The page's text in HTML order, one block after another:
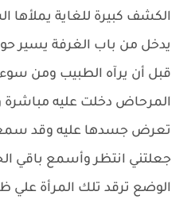
الكشف كبيرة للغاية يملأها
يدخل من باب الغرفة يسير
قبل أن يرآه الطبيب ومن
المرحاض دخلت عليه مباشرة
تعرض جسدها عليه وقد
جعلتني انتظر وأسمع باقي
الوضع ترقد تلك المرأة علي